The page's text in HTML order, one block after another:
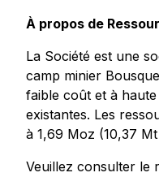
À propos de
La Société est une
camp minier
faible coût et à
existantes. Les
à 1,69 Moz (10,37
Veuillez consulter le